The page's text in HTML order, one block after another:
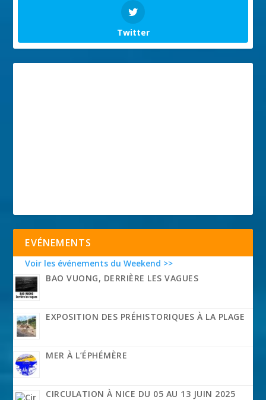
Twitter
EVÉNEMENTS
Voir les événements du Weekend >>
BAO VUONG, DERRIÈRE LES VAGUES
EXPOSITION DES PRÉHISTORIQUES À LA PLAGE
MER À L’ÉPHÉMÈRE
CIRCULATION À NICE DU 05 AU 13 JUIN 2025